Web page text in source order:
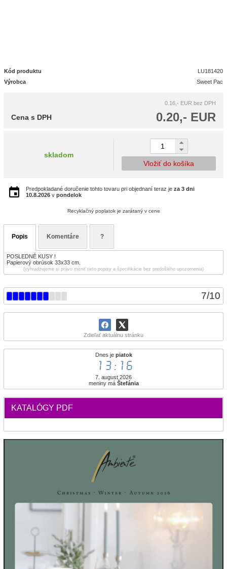
7/10
Zdieľať aktuálnu stránku
Dnes je piatok
13:16
7. august 2026
meniny má Štefánia
KATALÓGY PDF
Kód produktu
LU181420
Výrobca
Sweet Pac
0.16,- EUR bez DPH
0.20,- EUR
Cena s DPH
skladom
Vložiť do košíka
Predpokladané doručenie tohto tovaru pri objednaní teraz je za 3 dni
10.8.2026 v pondelok
Recyklačný poplatok je zarátaný v cene
Popis Komentáre ?
POSLEDNÉ KUSY !
Papierový obrúsok 33x33 cm.
(vyhradzujeme si právo meniť tieto popisy a špecifikácie bez predošlého upozornenia)